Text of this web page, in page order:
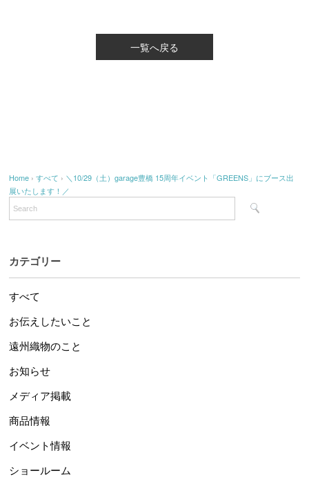
一覧へ戻る
Home ›すべて › ＼10/29（土）garage豊橋 15周年イベント「GREENS」にブース出
展いたします！／
カテゴリー
すべて
お伝えしたいこと
遠州織物のこと
お知らせ
メディア掲載
商品情報
イベント情報
ショールーム